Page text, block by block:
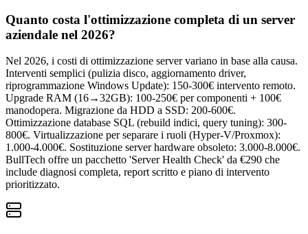
Quanto costa l'ottimizzazione completa di un server
aziendale nel 2026?
Nel 2026, i costi di ottimizzazione server variano in base alla causa.
Interventi semplici (pulizia disco, aggiornamento driver,
riprogrammazione Windows Update): 150-300€ intervento remoto.
Upgrade RAM (16→32GB): 100-250€ per componenti + 100€
manodopera. Migrazione da HDD a SSD: 200-600€.
Ottimizzazione database SQL (rebuild indici, query tuning): 300-
800€. Virtualizzazione per separare i ruoli (Hyper-V/Proxmox):
1.000-4.000€. Sostituzione server hardware obsoleto: 3.000-8.000€.
BullTech offre un pacchetto 'Server Health Check' da €290 che
include diagnosi completa, report scritto e piano di intervento
prioritizzato.